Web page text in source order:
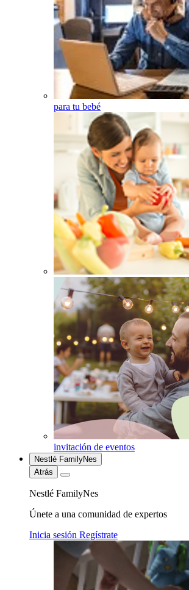
para tu bebé
invitación de eventos
Nestlé FamilyNes
Atrás
Nestlé FamilyNes
Únete a una comunidad de expertos
Inicia sesión Regístrate